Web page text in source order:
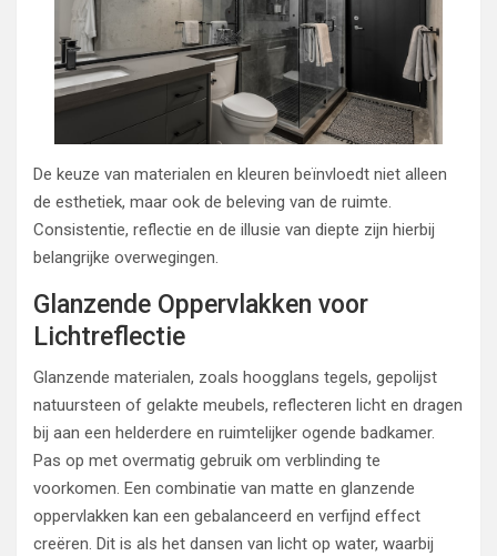
De keuze van materialen en kleuren beïnvloedt niet alleen
de esthetiek, maar ook de beleving van de ruimte.
Consistentie, reflectie en de illusie van diepte zijn hierbij
belangrijke overwegingen.
Glanzende Oppervlakken voor
Lichtreflectie
Glanzende materialen, zoals hoogglans tegels, gepolijst
natuursteen of gelakte meubels, reflecteren licht en dragen
bij aan een helderdere en ruimtelijker ogende badkamer.
Pas op met overmatig gebruik om verblinding te
voorkomen. Een combinatie van matte en glanzende
oppervlakken kan een gebalanceerd en verfijnd effect
creëren. Dit is als het dansen van licht op water, waarbij